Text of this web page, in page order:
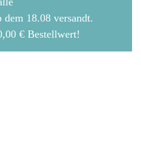
dem 18.08 versandt.
€ Bestellwert!